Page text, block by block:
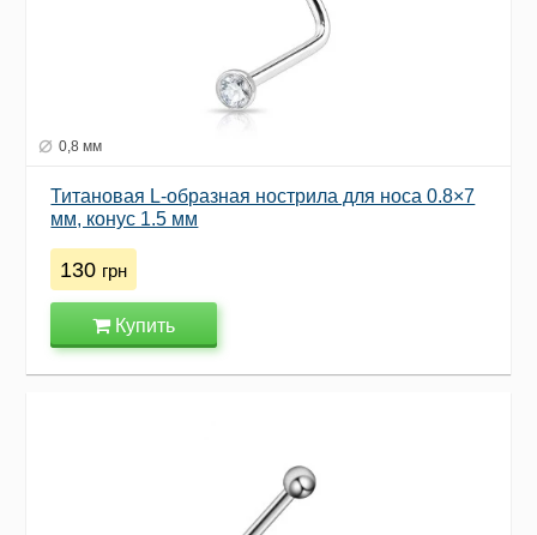
0,8 мм
Титановая L-образная нострила для носа 0.8×7
мм, конус 1.5 мм
130 грн
Купить